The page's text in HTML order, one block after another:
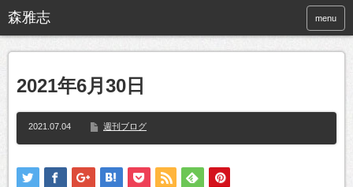
menu
2021年6月30日
2021.07.04 週刊ブログ